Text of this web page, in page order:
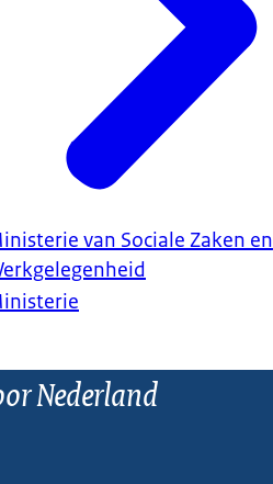
van Sociale Zaken en
Nederland